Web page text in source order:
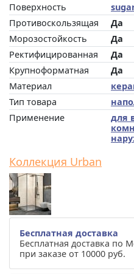
Поверхность
Противоскользящая
Да
Морозостойкость
Да
Ректифицированная
Да
Крупноформатная
Да
Материал
Тип товара
Применение
для
Коллекция Urban
Бесплатная доставка
Бесплатная доставка по
при заказе от 10000 руб.